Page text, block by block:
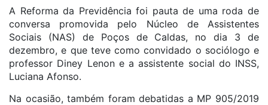
A Reforma da Previdência foi pauta de uma roda de
conversa promovida pelo Núcleo de Assistentes
Sociais (NAS) de Poços de Caldas, no dia 3 de
dezembro, e que teve como convidado o sociólogo e
professor Diney Lenon e a assistente social do INSS,
Luciana Afonso.
Na ocasião, também foram debatidas a MP 905/2019